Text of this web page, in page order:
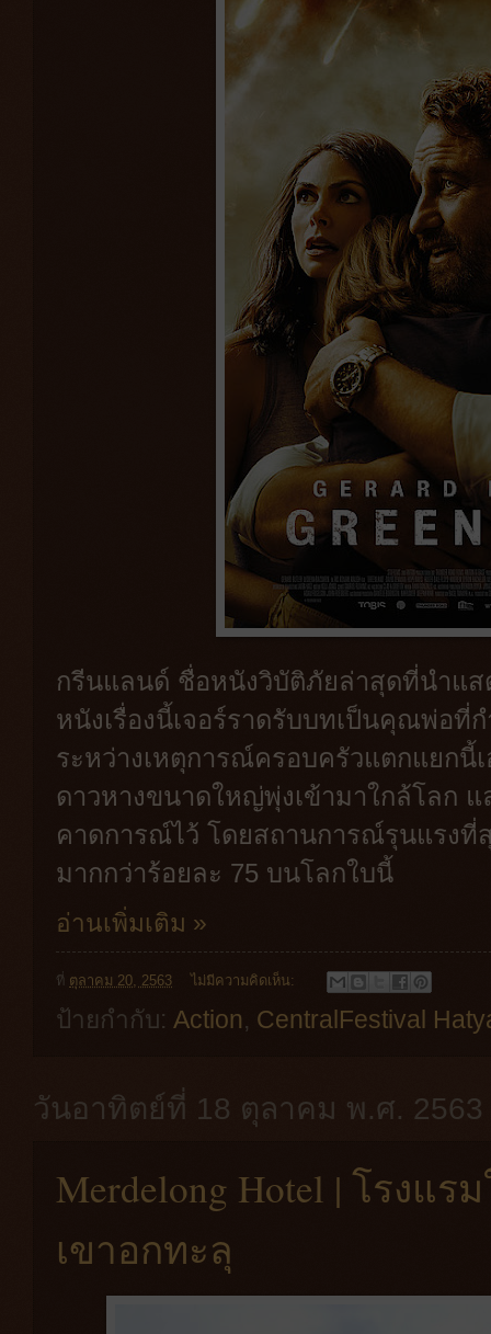
กรีนแลนด์ ชื่อหนังวิบัติภัยล่าสุดที่นำแส
หนังเรื่องนี้เจอร์ราดรับบทเป็นคุณพ่อที่
ระหว่างเหตุการณ์ครอบครัวแตกแยกนี้
ดาวหางขนาดใหญ่พุ่งเข้ามาใกล้โลก
คาดการณ์ไว้ โดยสถานการณ์รุนแรงที่
มากกว่าร้อยละ 75 บนโลกใบนี้
อ่านเพิ่มเติม »
ที่ ตุลาคม 20, 2563 ไม่มีความคิดเห็น:
ป้ายกำกับ: Action, CentralFestival
วันอาทิตย์ที่ 18 ตุลาคม พ.ศ. 2563
Merdelong Hotel | โรงแ
เขาอกทะลุ